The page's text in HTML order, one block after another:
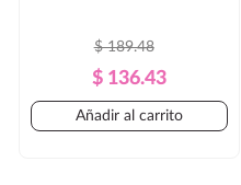
Precio
Regular
$ 189.48
Precio
$ 136.43
Añadir al carrito